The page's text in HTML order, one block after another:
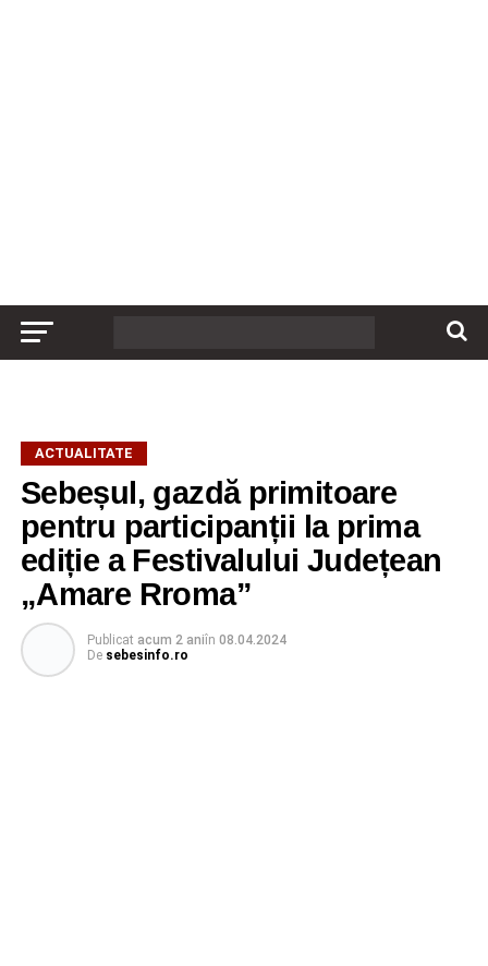
ACTUALITATE
Sebeșul, gazdă primitoare
pentru participanții la prima
ediție a Festivalului Județean
„Amare Rroma”
Publicat acum 2 aniîn 08.04.2024
De sebesinfo.ro